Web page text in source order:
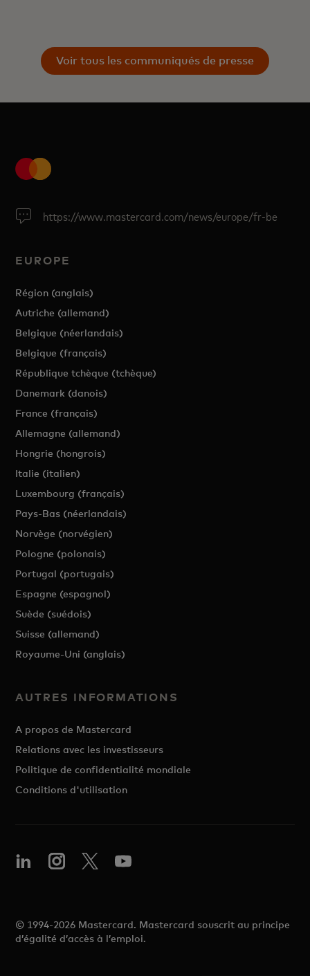
Voir tous les communiqués de presse
https://www.mastercard.com/news/europe/fr-be
EUROPE
Région (anglais)
Autriche (allemand)
Belgique (néerlandais)
Belgique (français)
République tchèque (tchèque)
Danemark (danois)
France (français)
Allemagne (allemand)
Hongrie (hongrois)
Italie (italien)
Luxembourg (français)
Pays-Bas (néerlandais)
Norvège (norvégien)
Pologne (polonais)
Portugal (portugais)
Espagne (espagnol)
Suède (suédois)
Suisse (allemand)
Royaume-Uni (anglais)
AUTRES INFORMATIONS
A propos de Mastercard
Relations avec les investisseurs
Politique de confidentialité mondiale
Conditions d'utilisation
© 1994-2026 Mastercard. Mastercard souscrit au principe
d’égalité d’accès à l’emploi.